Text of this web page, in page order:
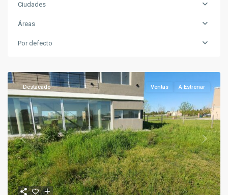
Ciudades
Áreas
Por defecto
Previous Next
Destacado Ventas A Estrenar